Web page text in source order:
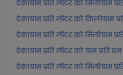
डेकाग्राम प्रति लीटर को मिलीग्राम
डेकाग्राम प्रति लीटर को किलोग्राम
डेकाग्राम प्रति लीटर को मिलीग्राम
डेकाग्राम प्रति लीटर को ग्राम प्रति
डेकाग्राम प्रति लीटर को मिलीग्राम